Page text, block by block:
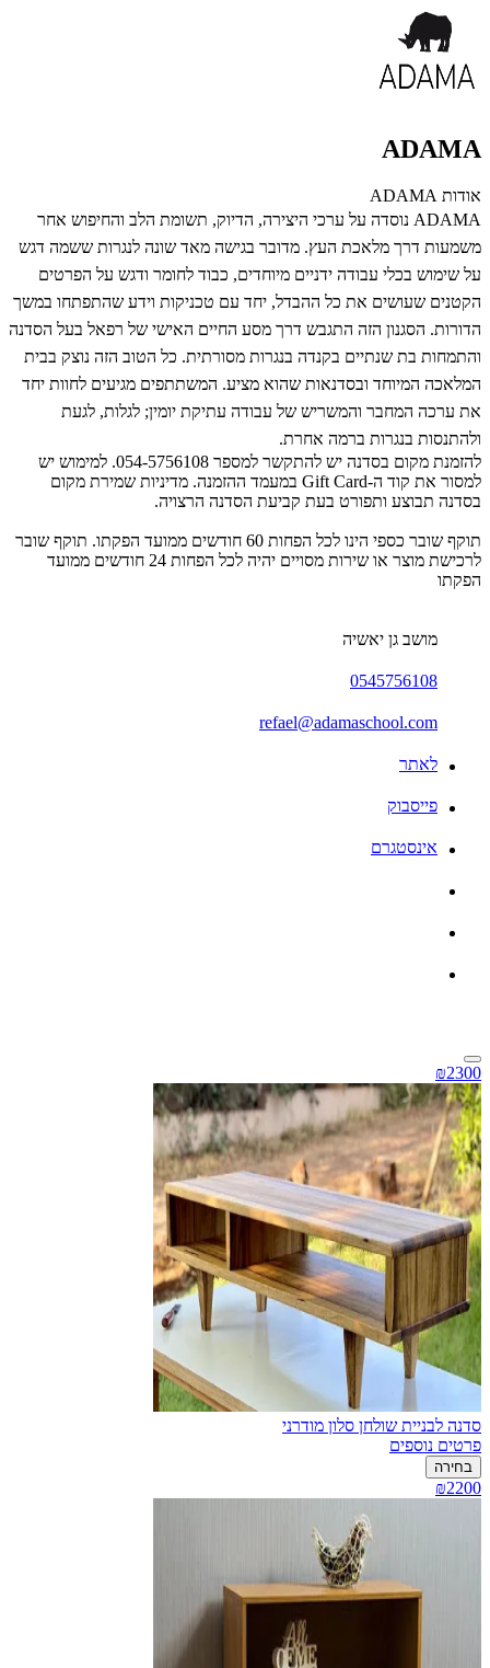
ADAMA
אודות ADAMA
ADAMA נוסדה על ערכי היצירה, הדיוק, תשומת הלב והחיפוש אחר
משמעות דרך מלאכת העץ. מדובר בגישה מאד שונה לנגרות ששמה דגש
על שימוש בכלי עבודה ידניים מיוחדים, כבוד לחומר ודגש על הפרטים
הקטנים שעושים את כל ההבדל, יחד עם טכניקות וידע שהתפתחו במשך
הדורות. הסגנון הזה התגבש דרך מסע החיים האישי של רפאל בעל הסדנה
והתמחות בת שנתיים בקנדה בנגרות מסורתית. כל הטוב הזה נוצק בבית
המלאכה המיוחד ובסדנאות שהוא מציע. המשתתפים מגיעים לחוות יחד
את ערכה המחבר והמשריש של עבודה עתיקת יומין; לגלות, לגעת
ולהתנסות בנגרות ברמה אחרת.
להזמנת מקום בסדנה יש להתקשר למספר 054-5756108. למימוש יש
למסור את קוד ה-Gift Card במעמד ההזמנה. מדיניות שמירת מקום
בסדנה תבוצע ותפורט בעת קביעת הסדנה הרצויה.
תוקף שובר כספי הינו לכל הפחות 60 חודשים ממועד הפקתו. תוקף שובר
לרכישת מוצר או שירות מסויים יהיה לכל הפחות 24 חודשים ממועד
הפקתו
מושב גן יאשיה
0545756108
refael@adamaschool.com
לאתר
פייסבוק
אינסטגרם
₪2300
סדנה לבניית שולחן סלון מודרני
פרטים נוספים
בחירה
₪2200